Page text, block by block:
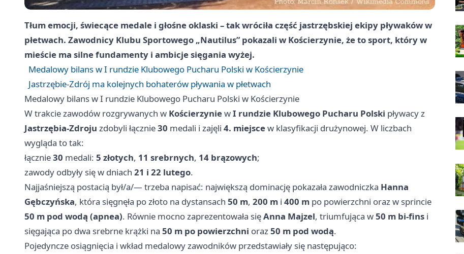
Tłum emocji, świecące medale i głośne oklaski – tak wróciła część jastrzębskiej ekipy pływaków w
płetwach. Zawodnicy Klubu Sportowego „Nautilus” pokazali w Kościerzynie, że to sport, który w
mieście ma silne fundamenty i ambicje sięgania wyżej.
Medalowy bilans w I rundzie Klubowego Pucharu Polski w Kościerzynie
Jastrzębie-Zdrój ma kolejnych bohaterów pływania w płetwach
Medalowy bilans w I rundzie Klubowego Pucharu Polski w Kościerzynie
W trakcie zawodów rozgrywanych w KościerzyniewI rundzie Klubowego Pucharu Polski pływacy z
Jastrzębia-Zdroju zdobyli łącznie30 medali i zajęli 4. miejscew klasyfikacji drużynowej. W liczbach
wygląda to tak:
łącznie30 medali: 5 złotych, 11 srebrnych, 14 brązowych;
zawody odbyły się w dniach 21 i 22 lutego.
Najjaśniejszą postacią był/a/— trzeba napisać: największą dominację pokazała zawodniczka Hanna
Gębczyńska, która sięgnęła po złoto na dystansach 50 m, 200 m i 400 m po powierzchni oraz w sprincie
50 m pod wodą (apnea). Równie mocno zaprezentowała sięAnna Majzel, triumfująca w50 m bi-fins i
sięgająca po dwa srebrne krążki na 50 m po powierzchni oraz50 m pod wodą.
Pojedyncze osiągnięcia i wkład medalowy zawodników przedstawiały się następująco: